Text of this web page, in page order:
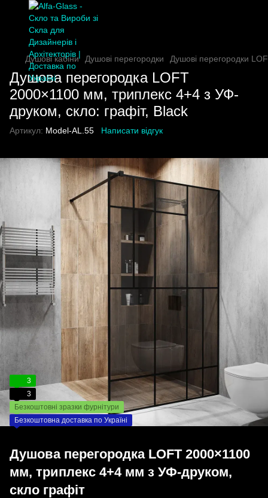
Душові кабіни Душові перегородки Душові перегородки
Душова перегородка LOFT
2000×1100 мм, триплекс 4+4 з УФ-
друком, скло: графіт, Black
Артикул: Model-AL.55 Написати відгук
3
3
Безкоштовні зразки фурнітури
Безкоштовна доставка по Україні
Душова перегородка LOFT 2000×1100
мм, триплекс 4+4 мм з УФ-друком,
скло графіт